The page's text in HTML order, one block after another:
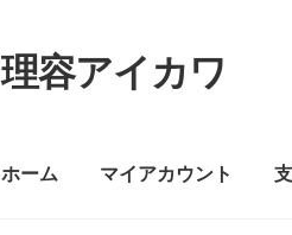
理容アイカワ
ホーム マイアカウント